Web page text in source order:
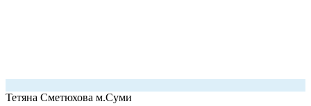
Тетяна Сметюхова м.Суми